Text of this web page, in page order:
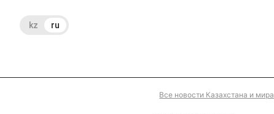
kz ru
Все новости Казахстана и мира